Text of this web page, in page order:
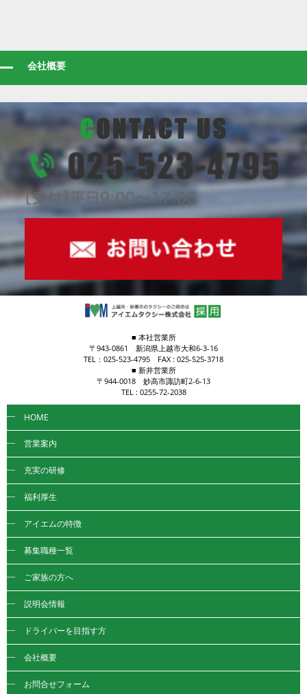
会社概要
■ 本社営業所
〒943-0861 新潟県上越市大和6-3-16
TEL：025-523-4795 FAX : 025-525-3718
■ 新井営業所
〒944-0018 妙高市諏訪町2-6-13
TEL : 0255-72-2038
HOME
営業案内
充実の研修
福利厚生
アイエムの特徴
募集職種一覧
ご家族の方へ
説明会情報
ドライバーを目指す方
会社概要
お問合せフォーム